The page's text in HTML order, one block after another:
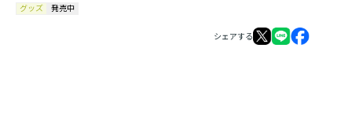
グッズ 発売中
シェアする